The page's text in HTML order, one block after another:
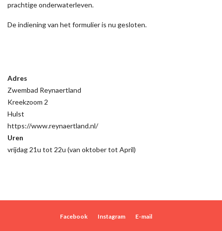
prachtige onderwaterleven.
De indiening van het formulier is nu gesloten.
Adres
Zwembad Reynaertland
Kreekzoom 2
Hulst
https://www.reynaertland.nl/
Uren
vrijdag 21u tot 22u (van oktober tot April)
Facebook Instagram E-mail